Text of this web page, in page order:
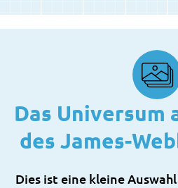
Das Universum
des James-
Dies ist eine kleine